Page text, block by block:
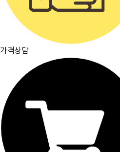
가격상담